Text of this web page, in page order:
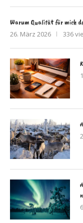
Warum Qualität für mich
26. März 2026 336